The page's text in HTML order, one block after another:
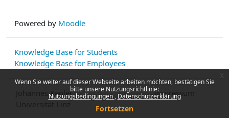
Wenn Sie weiter auf dieser Webseite arbeiten möchten, bestätigen Sie
bitte unsere Nutzungsrichtlinie:
Nutzungsbedingungen Datenschutzerklärung
Fortsetzen
Powered by Moodle
Knowledge Base for Students
Knowledge Base for Employees
Johannes Kepler
Impressum